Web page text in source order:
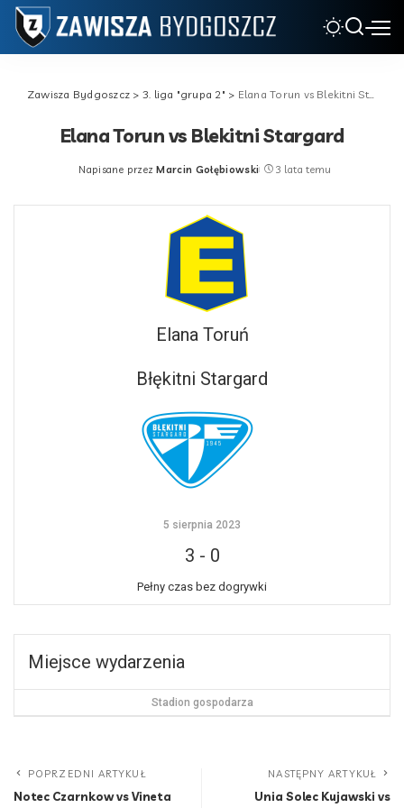
Zawisza Bydgoszcz > 3. liga "grupa 2" > Elana Torun vs Blekitni Stargard
Elana Torun vs Blekitni Stargard
Posted
Napisane przez Marcin Gołębiowski 3 lata temu
Elana Toruń
Błękitni Stargard
5 sierpnia 2023
3 - 0
Pełny czas bez dogrywki
Miejsce wydarzenia
Stadion gospodarza
POPRZEDNI ARTYKUŁ
Notec Czarnkow vs Vineta
NASTĘPNY ARTYKUŁ
Unia Solec Kujawski vs